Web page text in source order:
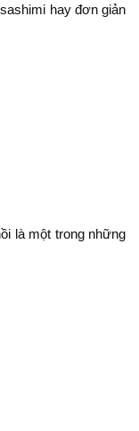
hay đơn giản
là một trong những